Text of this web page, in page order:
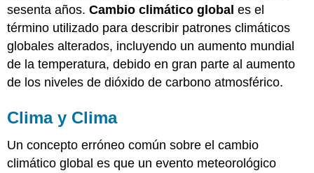
el
cambio
climático
global
Impulsores
actuales
del
climático
global
sesenta años.Cambio climático global es el
término utilizado para describir patrones climáticos
globales alterados, incluyendo un aumento mundial
de la temperatura, debido en gran parte al aumento
de los niveles de dióxido de carbono atmosférico.
Clima y Clima
Un concepto erróneo común sobre el cambio
climático global es que un evento meteorológico